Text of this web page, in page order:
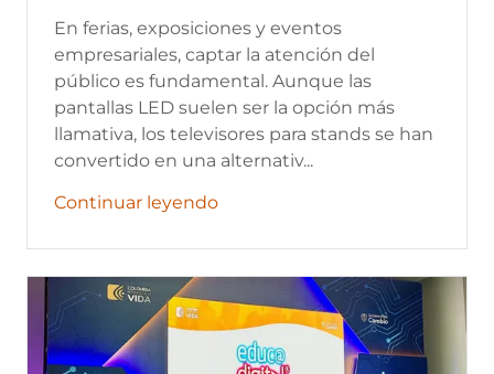
En ferias, exposiciones y eventos
empresariales, captar la atención del
público es fundamental. Aunque las
pantallas LED suelen ser la opción más
llamativa, los televisores para stands se han
convertido en una alternativ...
Continuar leyendo